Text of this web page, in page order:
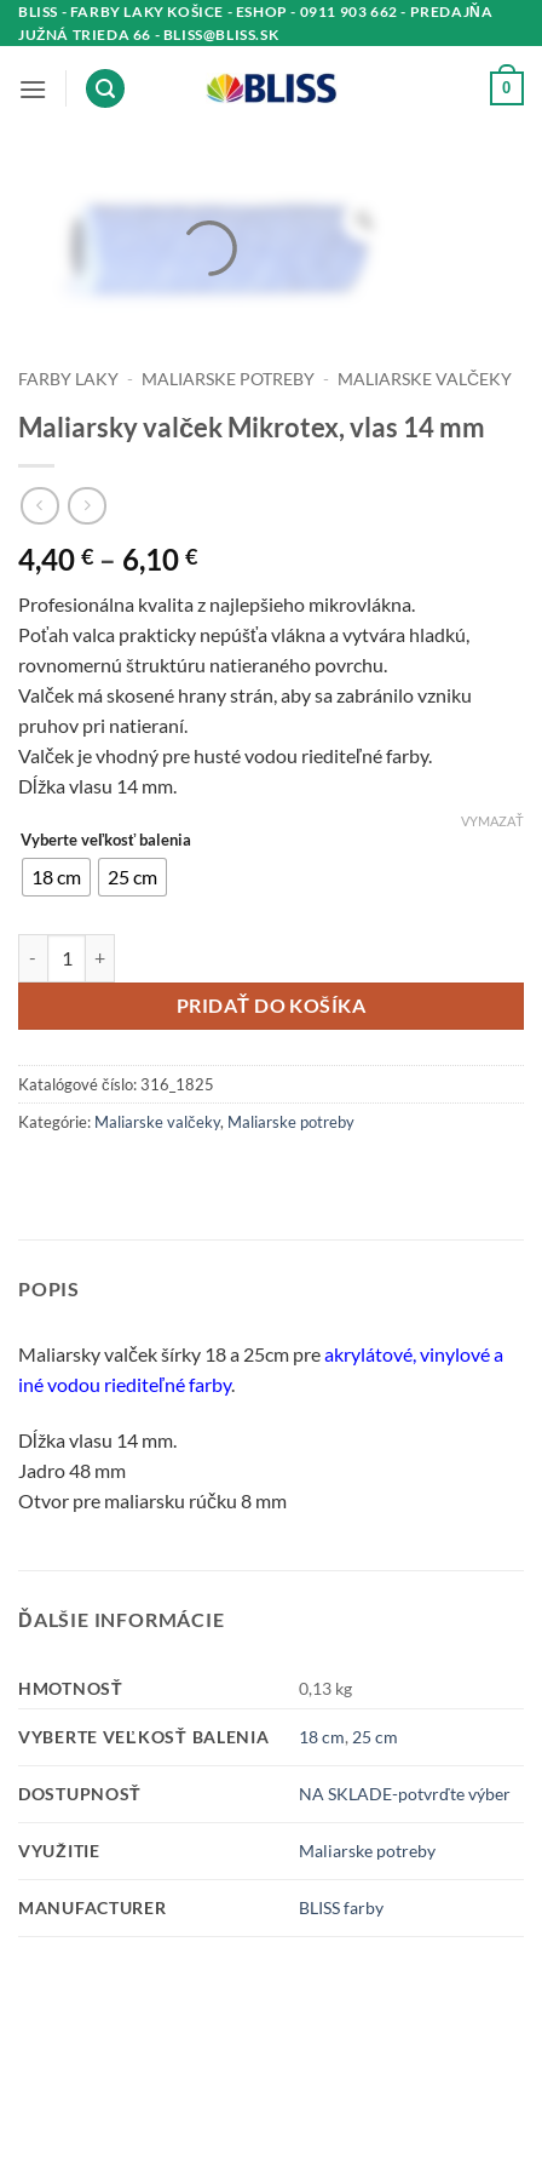
Skip
to
BLISS - FARBY LAKY KOŠICE - ESHOP - 0911 903 662 - PREDAJŇA
JUŽNÁ TRIEDA 66 - BLISS@BLISS.SK
0
FARBY LAKY - MALIARSKE POTREBY - MALIARSKE VALČEKY
Maliarsky valček Mikrotex, vlas 14 mm
4,40 € – 6,10 €Price
4,40 €
through
6,10 €
Profesionálna kvalita z najlepšieho mikrovlákna.
Poťah valca prakticky nepúšťa vlákna a vytvára hladkú,
rovnomernú štruktúru natieraného povrchu.
Valček má skosené hrany strán, aby sa zabránilo vzniku
pruhov pri natieraní.
Valček je vhodný pre husté vodou riediteľné farby.
Dĺžka vlasu 14 mm.
Vyberte veľkosť balenia
18 cm 25 cm
VYMAZAŤ
PRIDAŤ DO KOŠÍKA
Katalógové číslo:316_1825
Kategórie: Maliarske valčeky, Maliarske potreby
POPIS
Maliarsky valček šírky 18 a 25cm preakrylátové, vinylové a
iné vodou riediteľné farby.
Dĺžka vlasu 14 mm.
Jadro 48 mm
Otvor pre maliarsku rúčku 8 mm
ĎALŠIE INFORMÁCIE
HMOTNOSŤ 0,13 kg
VYBERTE VEĽKOSŤ BALENIA 18 cm, 25 cm
DOSTUPNOSŤ NA SKLADE-potvrďte výber
VYUŽITIE Maliarske potreby
MANUFACTURER BLISS farby